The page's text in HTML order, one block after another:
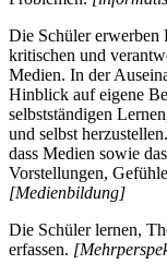
Die Schüler erwerben
kritischen und
Medien. In der
Hinblick auf eigene
selbstständigen
und selbst
dass Medien sowie
Vorstellungen,
[Medienbildung]
Die Schüler lernen,
erfassen.